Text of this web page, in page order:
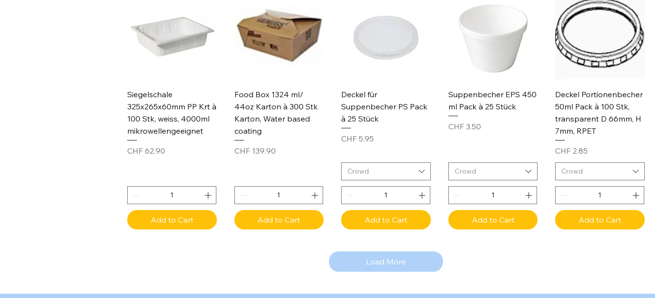
Siegelschale
325x265x60mm PP Krt à
100 Stk, weiss, 4000ml
mikrowellengeeignet
Price
CHF 62.90
Add to Cart
Food Box 1324 ml/
44oz Karton à 300 Stk
Karton, Water based
coating
Price
CHF 139.90
Add to Cart
Deckel für
Suppenbecher PS Pack
à 25 Stück
Price
CHF 5.95
Crowd
Add to Cart
Suppenbecher EPS 450
ml Pack à 25 Stück
Price
CHF 3.50
Crowd
Add to Cart
Deckel Portionenbecher
50ml Pack à 100 Stk,
transparent D 66mm, H
7mm, RPET
Price
CHF 2.85
Crowd
Add to Cart
Load More